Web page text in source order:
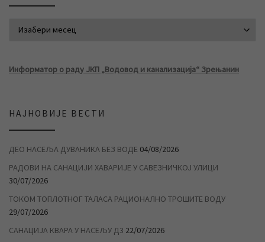
Информатор о раду ЈКП „Водовод и канализација“ Зрењанин
НАЈНОВИЈЕ ВЕСТИ
ДЕО НАСЕЉА ДУВАНИКА БЕЗ ВОДЕ 04/08/2026
РАДОВИ НА САНАЦИЈИ ХАВАРИЈЕ У САВЕЗНИЧКОЈ УЛИЦИ
30/07/2026
ТОКОМ ТОПЛОТНОГ ТАЛАСА РАЦИОНАЛНО ТРОШИТЕ ВОДУ
29/07/2026
САНАЦИЈА КВАРА У НАСЕЉУ Д3 22/07/2026